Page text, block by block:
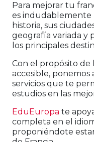
Para mejorar tu
es indudablemente
historia, sus
geografía variada y
los principales
Con el propósito de
accesible, ponemos
servicios que te
estudios en las
EduEuropa te
completa en el
proponiéndote